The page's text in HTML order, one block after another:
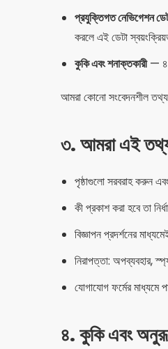
প্রযুক্তিগত নেভিগেশন
করলে এই ডেটা
কুকি এবং শনাক্তকারী— ৪
আমরা কোনো সংবেদনশীল তথ্য
৩. আমরা এই তথ্য
পৃষ্ঠাগুলো সরবরাহ করুন
কী প্রকাশ করা হবে তা
বিজ্ঞাপন প্রদর্শনের
নিরাপত্তা: অপব্যবহার,
যোগাযোগ ফর্মের মাধ্যমে
৪. কুকি এবং